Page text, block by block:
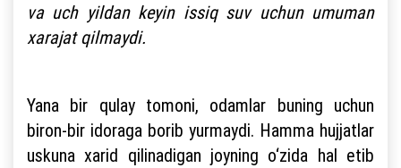
va uch yildan keyin issiq suv uchun umuman
xarajat qilmaydi.
Yana bir qulay tomoni, odamlar buning uchun
biron-bir idoraga borib yurmaydi. Hamma hujjatlar
uskuna xarid qilinadigan joyning o‘zida hal etib